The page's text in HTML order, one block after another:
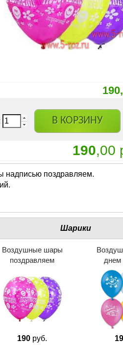
В КОРЗИНУ
190,00
надписью поздравляем.
Шарики
Воздушные шары
поздравляем
190 руб.
днем